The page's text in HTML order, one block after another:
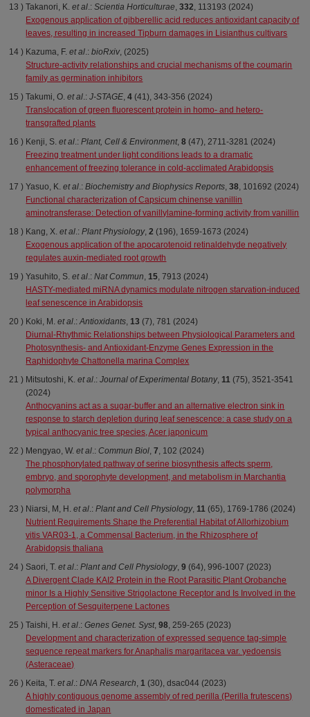
Takanori, K.et al.:ScientiaHorticulturae,332, 113193 (2024)
Exogenous application of gibberellic acid reduces antioxidant capacity of
leaves, resulting in increased Tipburn damages in Lisianthus cultivars
Kazuma, F.et al.:bioRxiv, (2025)
Structure-activity relationships and crucial mechanisms of the coumarin
family as germination inhibitors
Takumi, O.et al.:J-STAGE,4 (41), 343-356 (2024)
Translocation of green fluorescent protein in homo- and hetero-
transgrafted plants
Kenji, S.et al.:Plant, Cell & Environment,8 (47), 2711-3281 (2024)
Freezing treatment under light conditions leads to a dramatic
enhancement of freezing tolerance in cold-acclimated Arabidopsis
Yasuo, K.et al.:Biochemistry and Biophysics Reports,38, 101692 (2024)
Functional characterization of Capsicum chinense vanillin
aminotransferase: Detection of vanillylamine-forming activity from vanillin
Kang, X.et al.:Plant Physiology,2 (196), 1659-1673 (2024)
Exogenous application of the apocarotenoid retinaldehyde negatively
regulates auxin-mediated root growth
Yasuhito, S.et al.:NatCommun,15, 7913 (2024)
HASTY-mediated miRNA dynamics modulate nitrogen starvation-induced
leaf senescence in Arabidopsis
Koki, M.et al.:Antioxidants,13 (7), 781 (2024)
Diurnal-Rhythmic Relationships between Physiological Parameters and
Photosynthesis- and Antioxidant-Enzyme Genes Expression in the
Raphidophyte Chattonella marina Complex
Mitsutoshi, K.et al.:Journal of Experimental Botany,11 (75), 3521-3541
(2024)
Anthocyanins act as a sugar-buffer and an alternative electron sink in
response to starch depletion during leaf senescence: a case study on a
typical anthocyanic tree species, Acer japonicum
Mengyao, W.et al.:Commun Biol,7, 102 (2024)
The phosphorylated pathway of serine biosynthesis affects sperm,
embryo, and sporophyte development, and metabolism in Marchantia
polymorpha
Niarsi, M, H.et al.:Plant and Cell Physiology,11 (65), 1769-1786 (2024)
Nutrient Requirements Shape the Preferential Habitat of Allorhizobium
vitis VAR03-1, a Commensal Bacterium, in the Rhizosphere of
Arabidopsis thaliana
Saori, T.et al.:Plant and Cell Physiology,9 (64), 996-1007 (2023)
A Divergent Clade KAI2 Protein in the Root Parasitic Plant Orobanche
minor Is a Highly Sensitive Strigolactone Receptor and Is Involved in the
Perception of Sesquiterpene Lactones
Taishi, H.et al.:Genes Genet. Syst,98, 259-265 (2023)
Development and characterization of expressed sequence tag-simple
sequence repeat markers for Anaphalis margaritacea var. yedoensis
(Asteraceae)
Keita, T.et al.:DNA Research,1(30), dsac044 (2023)
A highly contiguous genome assembly of red perilla (Perilla frutescens)
domesticated in Japan